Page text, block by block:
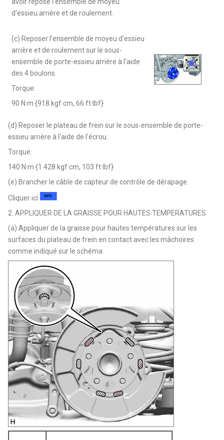
d'essieu arrière et de roulement.
(c) Reposer l'ensemble de moyeu d'essieu
arrière et de roulement sur le sous-
ensemble de porte-essieu arrière à l'aide
des 4 boulons.
Torque:
90 N·m {918 kgf·cm, 66 ft·lbf}
(d) Reposer le plateau de frein sur le sous-ensemble de porte-
essieu arrière à l'aide de l'écrou.
Torque:
140 N·m {1 428 kgf·cm, 103 ft·lbf}
(e) Brancher le câble de capteur de contrôle de dérapage.
Cliquer ici
2. APPLIQUER DE LA GRAISSE POUR HAUTES TEMPERATURES
(a) Appliquer de la graisse pour hautes températures sur les
surfaces du plateau de frein en contact avec les mâchoires
comme indiqué sur le schéma.